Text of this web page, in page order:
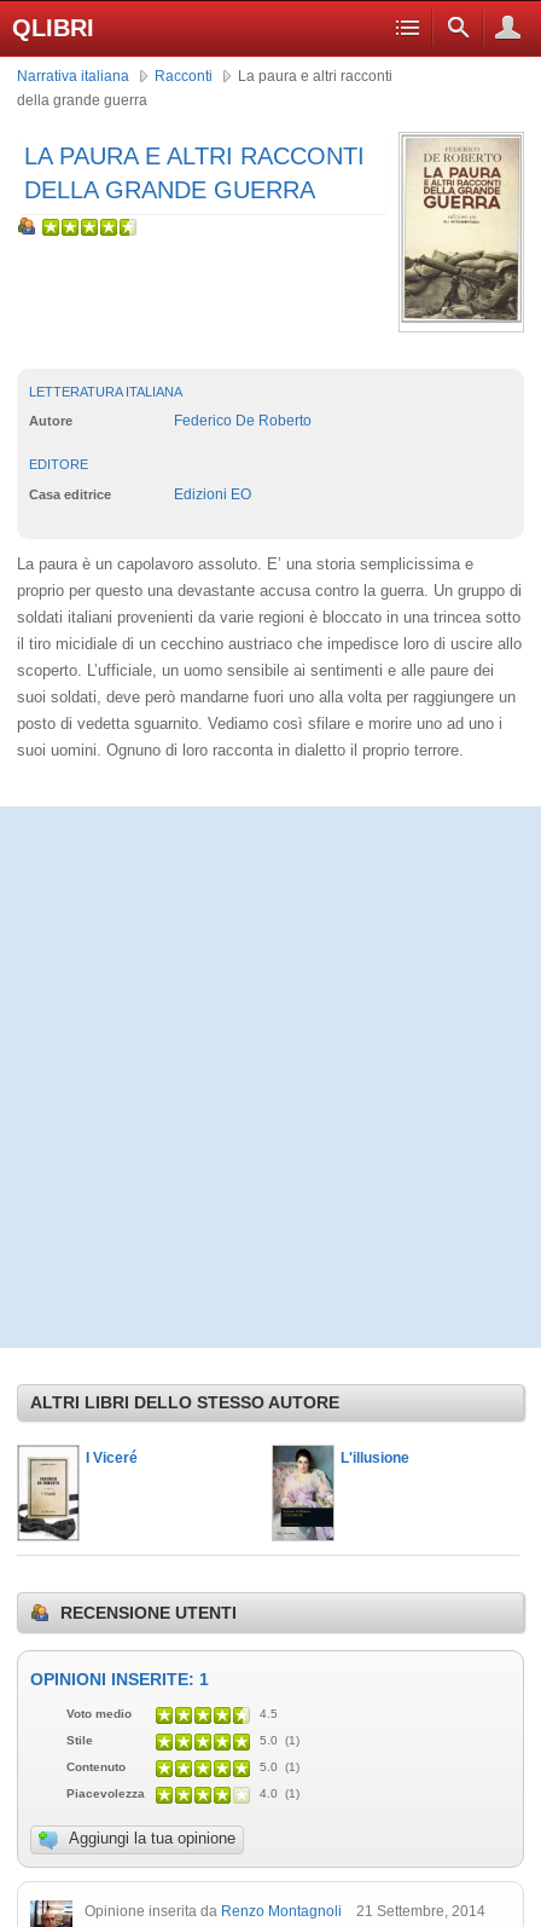
QLIBRI
Narrativa italiana Racconti
La paura e altri racconti
della grande guerra
LA PAURA E ALTRI RACCONTI
DELLA GRANDE GUERRA
LETTERATURA ITALIANA
Autore Federico De Roberto
EDITORE
Casa editrice Edizioni EO
La paura è un capolavoro assoluto. E’ una storia semplicissima e
proprio per questo una devastante accusa contro la guerra. Un gruppo di
soldati italiani provenienti da varie regioni è bloccato in una trincea sotto
il tiro micidiale di un cecchino austriaco che impedisce loro di uscire allo
scoperto. L’ufficiale, un uomo sensibile ai sentimenti e alle paure dei
suoi soldati, deve però mandarne fuori uno alla volta per raggiungere un
posto di vedetta sguarnito. Vediamo così sfilare e morire uno ad uno i
suoi uomini. Ognuno di loro racconta in dialetto il proprio terrore.
ALTRI LIBRI DELLO STESSO AUTORE
I Viceré L'illusione
RECENSIONE UTENTI
OPINIONI INSERITE: 1
Voto medio
4.5
Stile
5.0 (1)
Contenuto
5.0 (1)
Piacevolezza
4.0 (1)
Aggiungi la tua opinione
Opinione inserita da Renzo Montagnoli 21 Settembre, 2014